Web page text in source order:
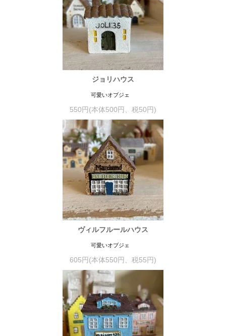
ジョリハウス
可愛いオブジェ
550円(本体500円、税50円)
ヴィルフルールハウス
可愛いオブジェ
605円(本体550円、税55円)